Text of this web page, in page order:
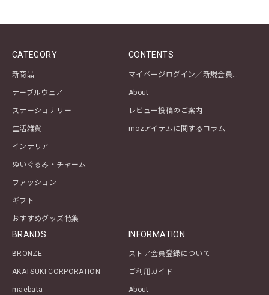
CATEGORY
新商品
テーブルウェア
ステーショナリー
生活雑貨
インテリア
ぬいぐるみ・チャーム
ファッション
ギフト
おすすめグッズ特集
CONTENTS
マイページログイン／新規会員登録
About
レビュー投稿のご案内
mozアイテムに関するコラム
BRANDS
BRONZE
AKATSUKI CORPORATION
maebata
INFORMATION
ストア会員登録について
ご利用ガイド
About